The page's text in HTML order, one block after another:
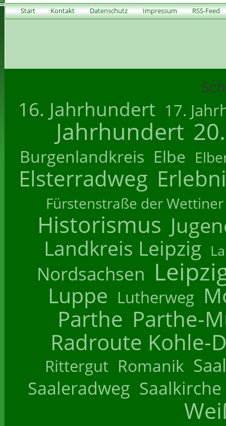
Start Kontakt Datenschutz Impressum RSS-Feed
16. Jahrhundert 17.
Jahrhundert
Burgenlandkreis Elbe
Elsterradweg
Fürstenstraße der Wettiner
Historismus
Landkreis Leipzig
Nordsachsen
Luppe Lutherweg
Parthe Parthe-
Radroute Kohle-
Rittergut Romanik
Saaleradweg Saalkirche